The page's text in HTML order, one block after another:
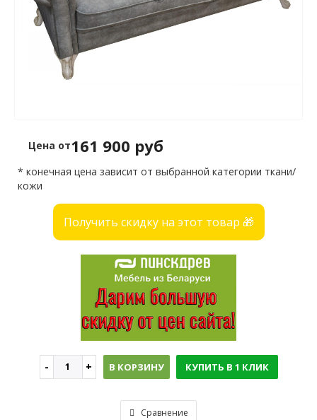
Цена от161 900 руб
* конечная цена зависит от выбранной категории ткани/
кожи
Получить скидку на этот товар 🎁
В КОРЗИНУ КУПИТЬ В 1 КЛИК
Сравнение